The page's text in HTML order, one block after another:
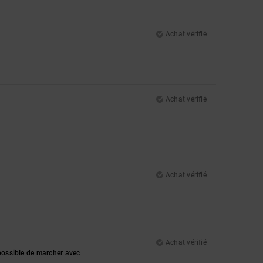
Achat vérifié
Achat vérifié
Achat vérifié
Achat vérifié
de marcher avec